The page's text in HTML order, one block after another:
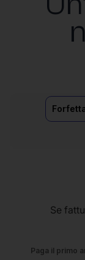
Se
Paga il primo